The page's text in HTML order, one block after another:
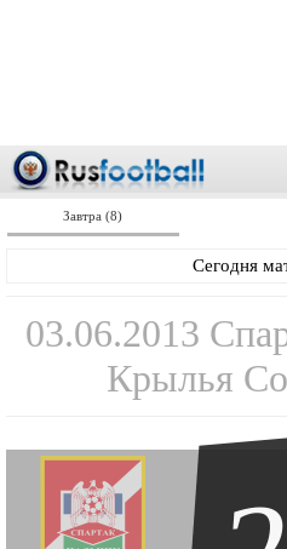
Завтра (8)
Сегодня
03.06.2013
Крылья